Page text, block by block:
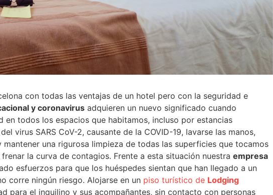
con todas las ventajas de un hotel pero con la seguridad e
y coronavirus adquieren un nuevo significado cuando
en todos los espacios que habitamos, incluso por estancias
virus SARS CoV-2, causante de la COVID-19, lavarse las manos,
una rigurosa limpieza de todas las superficies que tocamos
la curva de contagios. Frente a esta situación nuestra empresa
esfuerzos para que los huéspedes sientan que han llegado a un
corre ningún riesgo. Alojarse en un piso turístico de Lodging
para el inquilino y sus acompañantes, sin contacto con personas